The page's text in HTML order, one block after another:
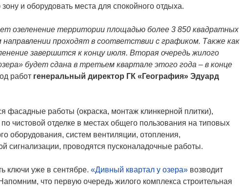
и оборудовать места для спокойного отдыха.
озеленение территории площадью более 3 850 квадратных
проходят в соответствии с графиком. Также как
завершится к концу июля. Вторая очередь жилого
будет сдана в третьем квартале этого года – в конце
работ генеральный директор ГК «География» Эдуард
фасадные работы (окраска, монтаж клинкерной плитки),
чистовой отделке в местах общего пользования на типовых
оборудования, систем вентиляции, отопления,
сигнализации, проводятся пусконаладочные работы.
ключи уже в сентябре. «Дивный квартал у озера» возводит
что первую очередь жилого комплекса строительная